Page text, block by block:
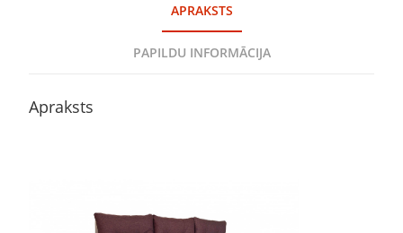
APRAKSTS
PAPILDU INFORMĀCIJA
Apraksts